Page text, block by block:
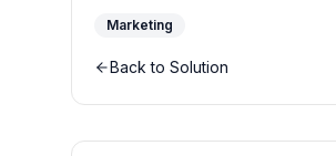
qualquer site e otimize a
Marketing
Back to Solution